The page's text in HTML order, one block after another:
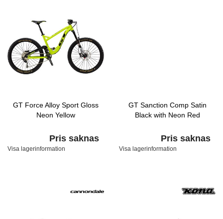
GT Force Alloy Sport Gloss
Neon Yellow
Pris saknas
Visa lagerinformation
GT Sanction Comp Satin
Black with Neon Red
Pris saknas
Visa lagerinformation